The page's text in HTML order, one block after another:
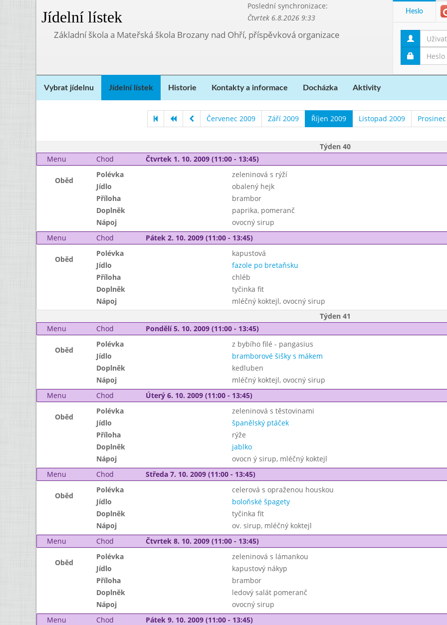
Jídelní lístek
Poslední synchronizace:
Čtvrtek 6.8.2026 9:33
Základní škola a Mateřská škola Brozany nad Ohří, příspěvková organizace
Heslo
Vybrat jídelnu Jídelní lístek Historie Kontakty a informace Docházka Aktivity
Červenec 2009 Září 2009 Říjen 2009 Listopad 2009
Týden 40
Menu
Chod Čtvrtek 1. 10. 2009 (11:00 - 13:45)
Oběd
Polévka
zeleninová s rýží
Jídlo
obalený hejk
Příloha
brambor
Doplněk
paprika, pomeranč
Nápoj
ovocný sirup
Menu
Chod Pátek 2. 10. 2009 (11:00 - 13:45)
Oběd
Polévka
kapustová
Jídlo
fazole po bretaňsku
Příloha
chléb
Doplněk
tyčinka fit
Nápoj
mléčný koktejl, ovocný sirup
Týden 41
Menu
Chod Pondělí 5. 10. 2009 (11:00 - 13:45)
Oběd
Polévka
z bybího filé - pangasius
Jídlo
bramborové šišky s mákem
Doplněk
kedluben
Nápoj
mléčný koktejl, ovocný sirup
Menu
Chod Úterý 6. 10. 2009 (11:00 - 13:45)
Oběd
Polévka
zeleninová s těstovinami
Jídlo
španělský ptáček
Příloha
rýže
Doplněk
jablko
Nápoj
ovocn ý sirup, mléčný koktejl
Menu
Chod Středa 7. 10. 2009 (11:00 - 13:45)
Oběd
Polévka
celerová s opraženou houskou
Jídlo
boloňské špagety
Doplněk
tyčinka fit
Nápoj
ov. sirup, mléčný koktejl
Menu
Chod Čtvrtek 8. 10. 2009 (11:00 - 13:45)
Oběd
Polévka
zeleninová s lámankou
Jídlo
kapustový nákyp
Příloha
brambor
Doplněk
ledový salát pomeranč
Nápoj
ovocný sirup
Menu
Chod Pátek 9. 10. 2009 (11:00 - 13:45)